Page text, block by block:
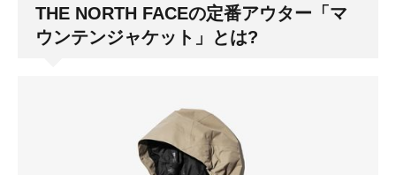
THE NORTH FACEの定番アウター「マ
ウンテンジャケット」とは?